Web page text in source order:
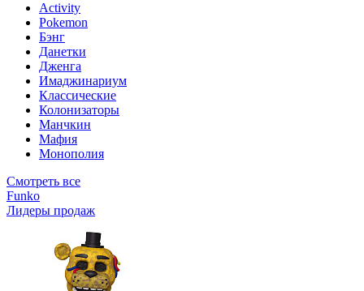
Activity
Pokemon
Бэнг
Данетки
Дженга
Имаджинариум
Классические
Колонизаторы
Манчкин
Мафия
Монополия
Смотреть все
Funko
Лидеры продаж